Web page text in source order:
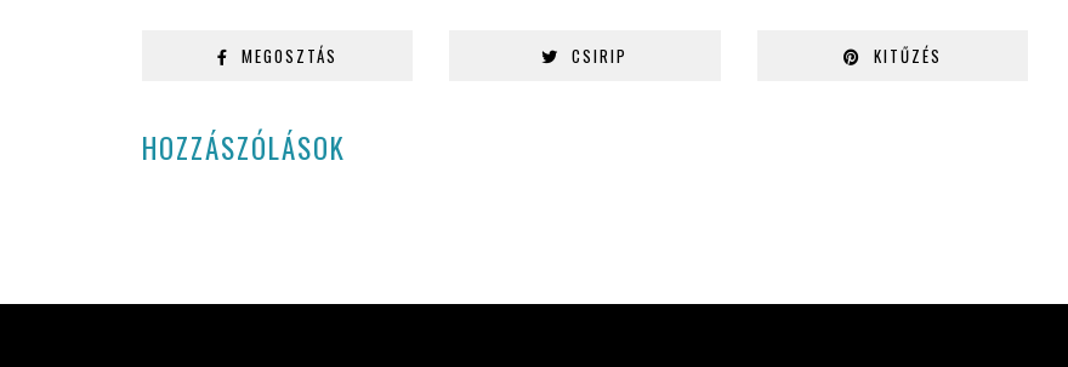
MEGOSZTÁS CSIRIP KITŰZÉS
HOZZÁSZÓLÁSOK